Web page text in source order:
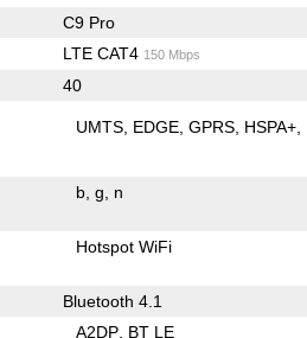
C9 Pro
LTE CAT4 150 Mbps
40
UMTS EDGE GPRS HSPA+
b g n
Hotspot WiFi
Bluetooth 4.1
A2DP BT LE